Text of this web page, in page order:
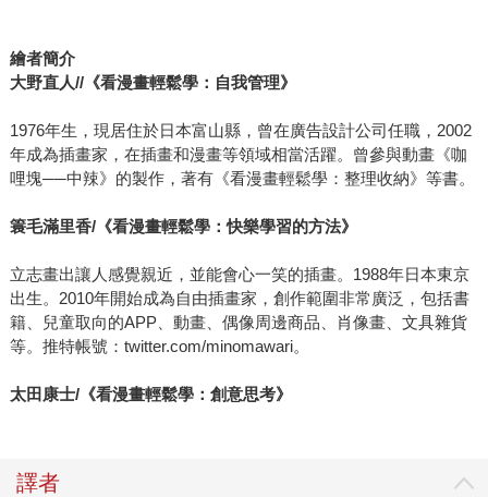
繪者簡介
大野直人//《看漫畫輕鬆學：自我管理》
1976年生，現居住於日本富山縣，曾在廣告設計公司任職，2002
年成為插畫家，在插畫和漫畫等領域相當活躍。曾參與動畫《咖
哩塊──中辣》的製作，著有《看漫畫輕鬆學：整理收納》等書。
簑毛滿里香/《看漫畫輕鬆學：快樂學習的方法》
立志畫出讓人感覺親近，並能會心一笑的插畫。1988年日本東京
出生。2010年開始成為自由插畫家，創作範圍非常廣泛，包括書
籍、兒童取向的APP、動畫、偶像周邊商品、肖像畫、文具雜貨
等。推特帳號：twitter.com/minomawari。
太田康士/《看漫畫輕鬆學：創意思考》
譯者